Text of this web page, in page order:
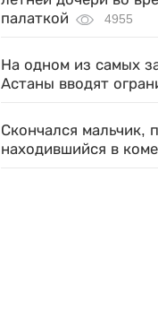
палаткой
4955
На одном из самых
Астаны вводят
Скончался мальчик,
находившийся в